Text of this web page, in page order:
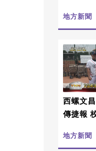
地方新聞
西螺文
傳捷報
球錦標賽
地方新聞